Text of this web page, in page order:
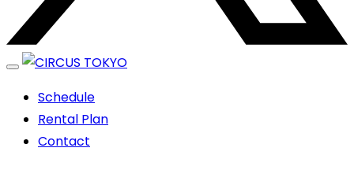
CIRCUS TOKYO
エンターテイメントスペース
Schedule
Rental Plan
Contact